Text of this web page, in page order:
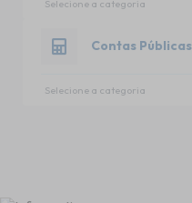
Contas Públicas